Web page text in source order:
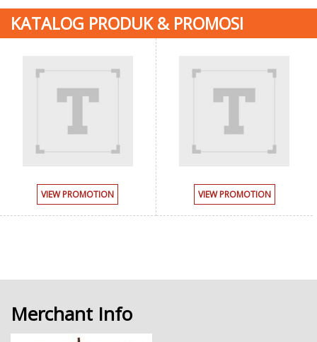
KATALOG PRODUK & PROMOSI
VIEW PROMOTION VIEW PROMOTION
Merchant Info